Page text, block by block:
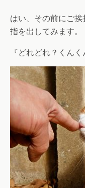
はい、その前にご
指を出してみます。
『どれどれ？くん